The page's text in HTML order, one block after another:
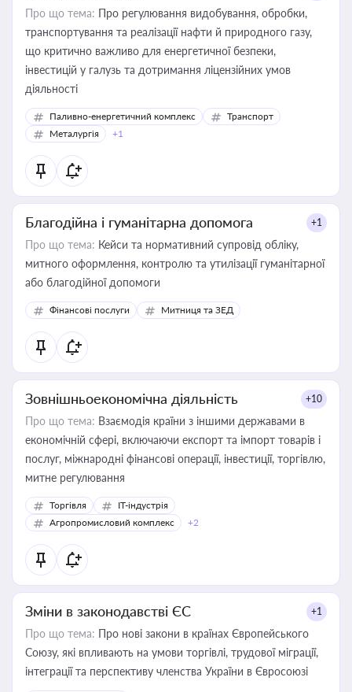
Про що тема: Про регулювання видобування, обробки,
транспортування та реалізації нафти й природного газу,
що критично важливо для енергетичної безпеки,
інвестицій у галузь та дотримання ліцензійних умов
діяльності
Паливно-енергетичний комплекс
Транспорт
Металургія
+1
Благодійна і гуманітарна допомога +1
Про що тема: Кейси та нормативний супровід обліку,
митного оформлення, контролю та утилізації гуманітарної
або благодійної допомоги
Фінансові послуги Митниця та ЗЕД
Зовнішньоекономічна діяльність +10
Про що тема: Взаємодія країни з іншими державами в
економічній сфері, включаючи експорт та імпорт товарів і
послуг, міжнародні фінансові операції, інвестиції, торгівлю,
митне регулювання
Торгівля
IT-індустрія
Агропромисловий комплекс
+2
Зміни в законодавстві ЄС +1
Про що тема: Про нові закони в країнах Європейського
Союзу, які впливають на умови торгівлі, трудової міграції,
інтеграції та перспективу членства України в Євросоюзі